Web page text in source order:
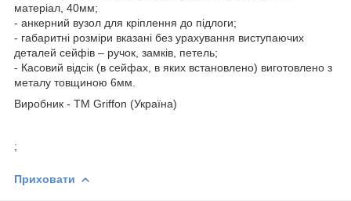
матеріал, 40мм;
- анкерний вузол для кріплення до підлоги;
- габаритні розміри вказані без урахування виступаючих
деталей сейфів – ручок, замків, петель;
- Касовий відсік (в сейфах, в яких встановлено) виготовлено з
металу товщиною 6мм.
Виробник - ТМ Griffon (Україна)
;
Приховати